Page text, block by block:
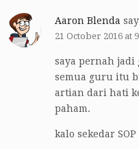
Aaron Blenda
21 October 2016 at
saya pernah jadi
semua guru itu
artian dari hati
paham.
kalo sekedar